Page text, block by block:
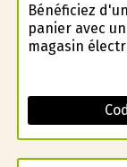
Bénéficiez
panier avec
magasin